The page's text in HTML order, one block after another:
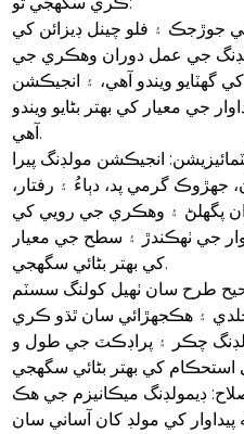
جوڙجڪ ۽ فلو چينل ڊيزائن کي
جي عمل دوران وهڪري جي
گهٽايو ويندو آهي، ۽ انجيڪشن
جي معيار کي بهتر بڻايو ويندو
آهي.
انجيڪشن مولڊنگ پيرا
جهڙوڪ گرمي پد، دٻاءُ ۽ رفتار،
پگھلڻ ۽ وهڪري جي رويي کي
جي ٺهڪندڙ ۽ سطح جي معيار
کي بهتر بڻائي سگهجي.
طرح سان ٺهيل کولنگ سسٽم
جلدي ۽ هڪجهڙائي سان ٿڌو ڪري
چڪر ۽ پراڊڪٽ جي طول و
ڊيمولڊنگ ميڪانيزم جي هڪ
پيداوار کي مولڊ کان آساني سان